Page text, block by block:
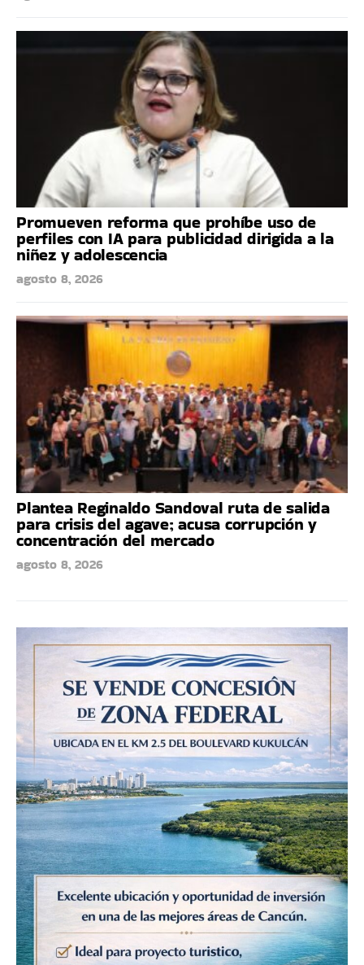
Promueven reforma que prohíbe uso de
perfiles con IA para publicidad dirigida a la
niñez y adolescencia
agosto 8, 2026
Plantea Reginaldo Sandoval ruta de salida
para crisis del agave; acusa corrupción y
concentración del mercado
agosto 8, 2026